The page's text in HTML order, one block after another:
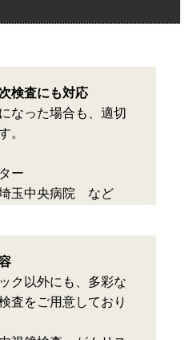
検査にも対応
なった場合も、適切
。
ー
玉中央病院 など
ク以外にも、多彩な
査をご用意しており